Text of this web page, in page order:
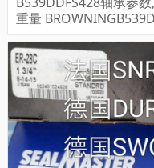
重量
WNING轴承B5...